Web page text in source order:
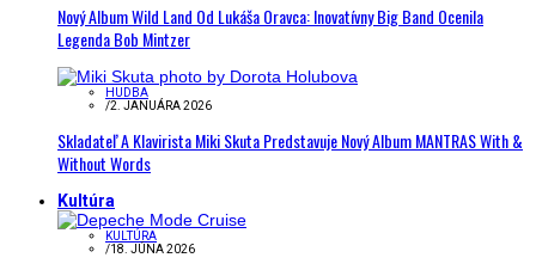
Nový Album Wild Land Od Lukáša Oravca: Inovatívny Big Band Ocenila
Legenda Bob Mintzer
HUDBA
/2. JANUÁRA 2026
Skladateľ A Klavirista Miki Skuta Predstavuje Nový Album MANTRAS With &
Without Words
Kultúra
KULTÚRA
/18. JÚNA 2026